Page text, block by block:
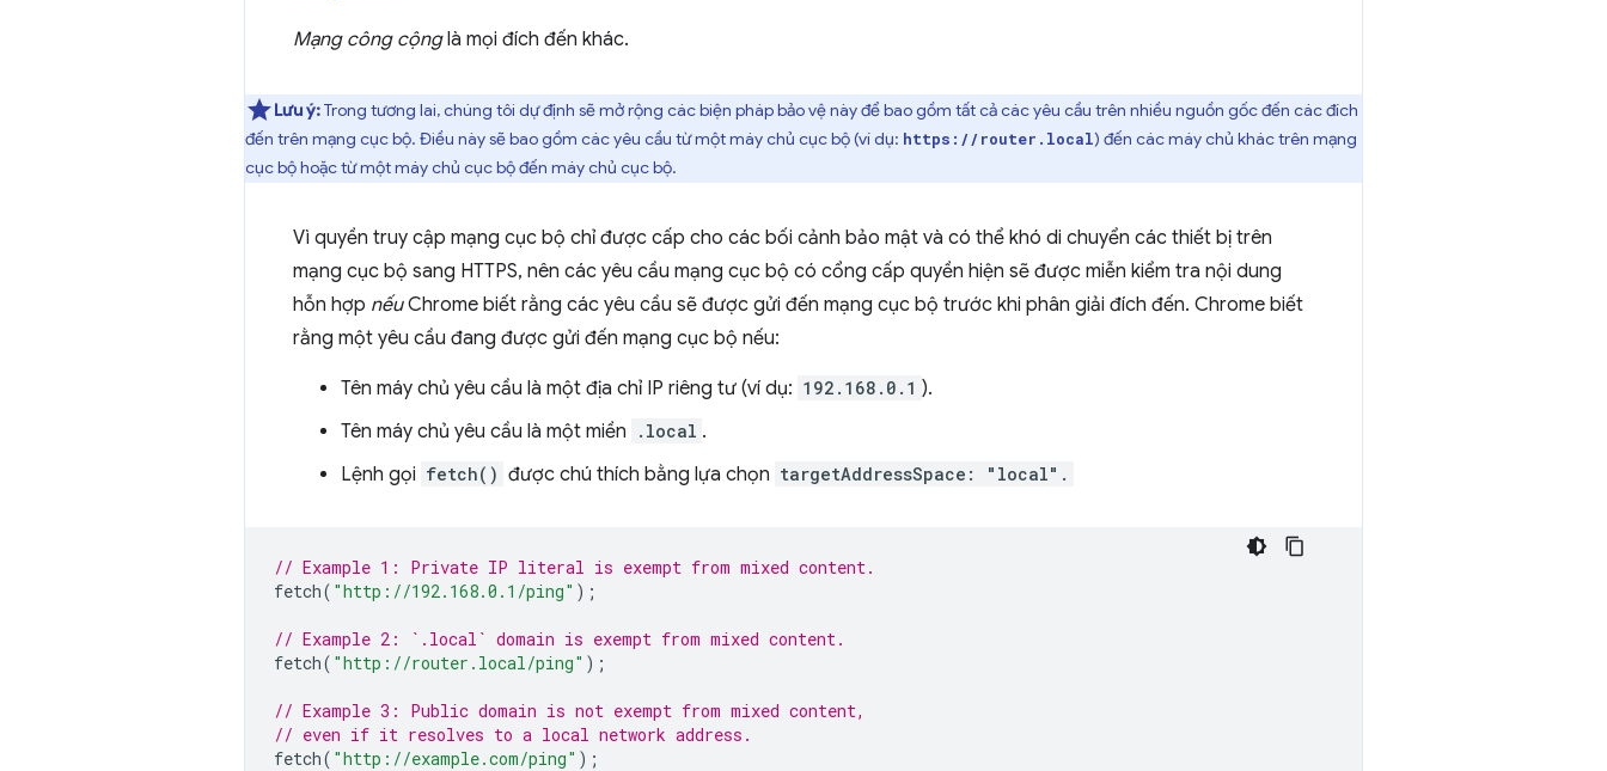
Mạng công cộnglà mọi đích đến khác.
Lưu ý:Trong tương lai, chúng tôi dự định sẽ mở rộng các biện pháp bảo vệ này để bao gồm tất cả các yêu cầu trên nhiều nguồn gốc đến các đích
đến trên mạng cục bộ. Điều này sẽ bao gồm các yêu cầu từ một máy chủ cục bộ (ví dụ: https://router.local) đến các máy chủ khác trên mạng
cục bộ hoặc từ một máy chủ cục bộ đến máy chủ cục bộ.
Vì quyền truy cập mạng cục bộ chỉ được cấp cho các bối cảnh bảo mật và có thể khó di chuyển các thiết bị trên
mạng cục bộ sang HTTPS, nên các yêu cầu mạng cục bộ có cổng cấp quyền hiện sẽ được miễn kiểm tra nội dung
hỗn hợp nếuChrome biết rằng các yêu cầu sẽ được gửi đến mạng cục bộ trước khi phân giải đích đến. Chrome biết
rằng một yêu cầu đang được gửi đến mạng cục bộ nếu:
Tên máy chủ yêu cầu là một địa chỉ IP riêng tư (ví dụ: 192.168.0.1 ).
Tên máy chủ yêu cầu là một miền
.local .
Lệnh gọi fetch() được chú thích bằng lựa chọn targetAddressSpace: "local".
// Example 1: Private IP literal is exempt from mixed content.
fetch( "http://192.168.0.1/ping" );
// Example 2: `.local` domain is exempt from mixed content.
fetch( "http://router.local/ping" );
// Example 3: Public domain is not exempt from mixed content,
// even if it resolves to a local network address.
fetch( "http://example.com/ping" );